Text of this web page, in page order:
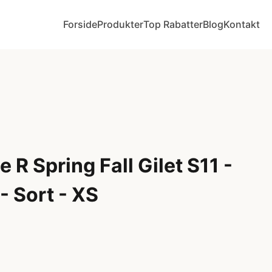
ForsideProdukterTop RabatterBlogKontakt
R Spring Fall Gilet S11 -
Sort - XS